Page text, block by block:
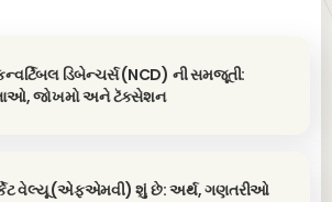
ડિબેન્ચર્સ (NCD) ની સમજૂતી:
જોખમો અને ટૅક્સેશન
વેલ્યૂ (એફએમવી) શું છે: અર્થ, ગણતરીઓ